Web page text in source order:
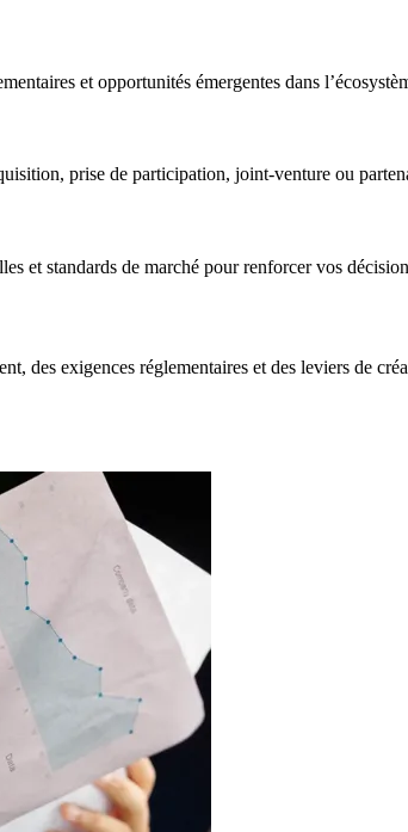
et opportunités émergentes dans
prise de participation, joint-venture ou
et standards de marché pour renforcer vos
des exigences réglementaires et des leviers de